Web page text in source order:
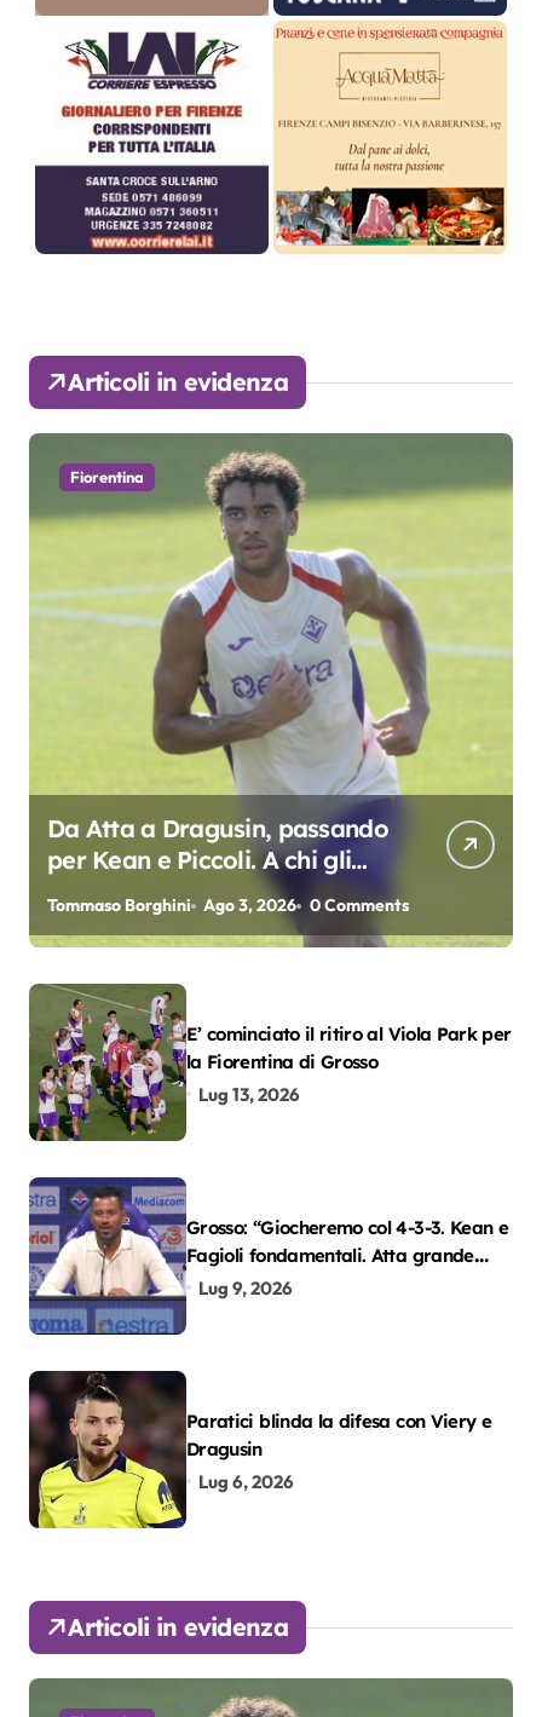
Articoli in evidenza
Fiorentina
Da Atta a Dragusin, passando
per Kean e Piccoli. A chi gli
oscar del precampionato?
Tommaso Borghini Ago 3, 2026 0 Comments
E’ cominciato il ritiro al Viola Park per
la Fiorentina di Grosso
Lug 13, 2026
Grosso: “Giocheremo col 4-3-3. Kean e
Fagioli fondamentali. Atta grande
colpo”
Lug 9, 2026
Paratici blinda la difesa con Viery e
Dragusin
Lug 6, 2026
Articoli in evidenza